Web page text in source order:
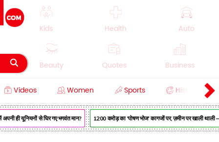
Kids Health Auto
Beauty Quotes Business
Videos Women Sports History
ही यूनियनों से घिर गए भगवंत मान? ₹1200 करोड़ का 'पोषण भोज' कागजों पर, ज़मीन पर खाली थाली —